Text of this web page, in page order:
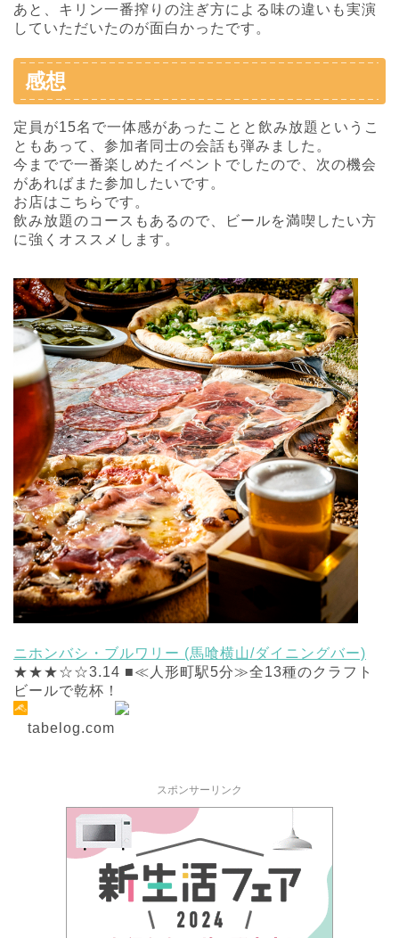
あと、キリン一番搾りの注ぎ方による味の違いも実演
していただいたのが面白かったです。
感想
定員が15名で一体感があったことと飲み放題というこ
ともあって、参加者同士の会話も弾みました。
今までで一番楽しめたイベントでしたので、次の機会
があればまた参加したいです。
お店はこちらです。
飲み放題のコースもあるので、ビールを満喫したい方
に強くオススメします。
ニホンバシ・ブルワリー (馬喰横山/ダイニングバー)
★★★☆☆3.14 ■≪人形町駅5分≫全13種のクラフト
ビールで乾杯！
tabelog.com
スポンサーリンク